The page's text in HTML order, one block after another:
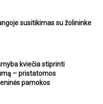
susitikimas su žolininke
kviečia stiprinti
– pristatomos
pamokos